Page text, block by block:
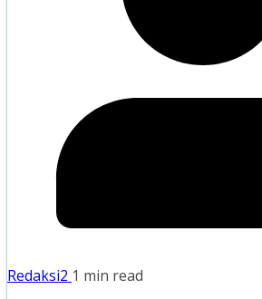
Redaksi2 1 min read